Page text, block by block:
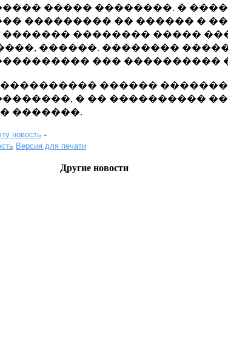
����� ��������. �
��������� �� ������ �
�������� �����
������. ��������
��� ����������
������
� �� ����������
�������.
новость -
Версия для печати
Другие новости